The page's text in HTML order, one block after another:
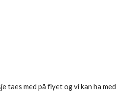
taes med på flyet og vi kan ha med